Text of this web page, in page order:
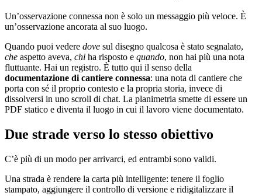
Un’osservazione connessa non è solo un messaggio più veloce. È
un’osservazione ancorata al suo luogo.
Quando puoi vedere dove sul disegno qualcosa è stato segnalato,
che aspetto aveva, chi ha risposto e quando, non hai più una nota
fluttuante. Hai un registro. È tutto qui il senso della
documentazione di cantiere connessa: una nota di cantiere che
porta con sé il proprio contesto e la propria storia, invece di
dissolversi in uno scroll di chat. La planimetria smette di essere un
PDF statico e diventa il luogo in cui il lavoro viene documentato.
Due strade verso lo stesso obiettivo
C’è più di un modo per arrivarci, ed entrambi sono validi.
Una strada è rendere la carta più intelligente: tenere il foglio
stampato, aggiungere il controllo di versione e ridigitalizzare il